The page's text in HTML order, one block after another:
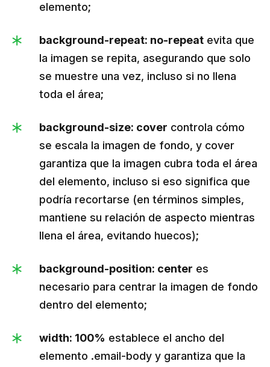
elemento;
background-repeat: no-repeat evita que
la imagen se repita, asegurando que solo
se muestre una vez, incluso si no llena
toda el área;
background-size: cover controla cómo
se escala la imagen de fondo, y cover
garantiza que la imagen cubra toda el área
del elemento, incluso si eso significa que
podría recortarse (en términos simples,
mantiene su relación de aspecto mientras
llena el área, evitando huecos);
background-position: center es
necesario para centrar la imagen de fondo
dentro del elemento;
width: 100% establece el ancho del
elemento .email-body y garantiza que la